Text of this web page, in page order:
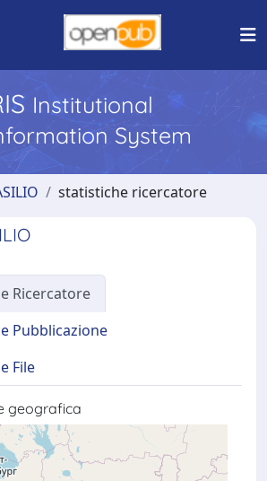
Institutional
System
statistiche ricercatore
Ricercatore
Pubblicazione
File
geografica